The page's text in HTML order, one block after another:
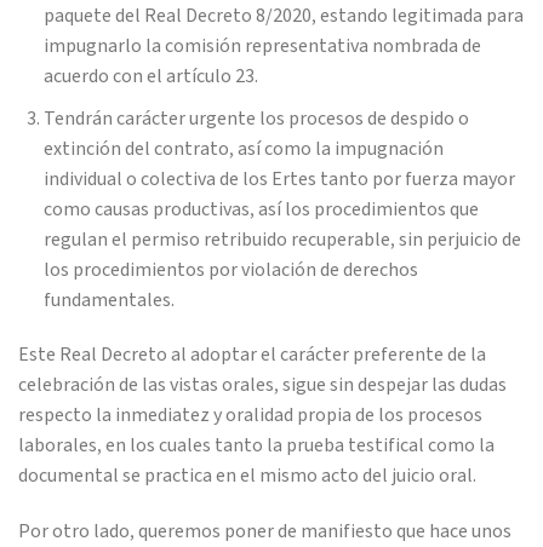
paquete del Real Decreto 8/2020, estando legitimada para
impugnarlo la comisión representativa nombrada de
acuerdo con el artículo 23.
Tendrán carácter urgente los procesos de despido o
extinción del contrato, así como la impugnación
individual o colectiva de los Ertes tanto por fuerza mayor
como causas productivas, así los procedimientos que
regulan el permiso retribuido recuperable, sin perjuicio de
los procedimientos por violación de derechos
fundamentales.
Este Real Decreto al adoptar el carácter preferente de la
celebración de las vistas orales, sigue sin despejar las dudas
respecto la inmediatez y oralidad propia de los procesos
laborales, en los cuales tanto la prueba testifical como la
documental se practica en el mismo acto del juicio oral.
Por otro lado, queremos poner de manifiesto que hace unos